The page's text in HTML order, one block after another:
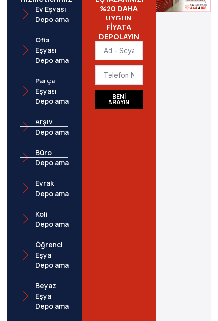
Ev Eşyası
Depolama
Ofis
Eşyası
Depolama
Parça
Eşyası
Depolama
Arşiv
Depolama
Büro
Depolama
Evrak
Depolama
Koli
Depolama
Öğrenci
Eşya
Depolama
Beyaz
Eşya
Depolama
%20 DAHA
UYGUN
FİYATA
DEPOLAYIN
BENİ
ARAYIN